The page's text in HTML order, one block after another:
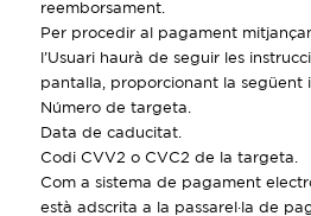
reemborsament.
Per procedir al pagament
l’Usuari haurà de seguir les
pantalla, proporcionant la següent
Número de targeta.
Data de caducitat.
Codi CVV2 o CVC2 de la targeta.
Com a sistema de pagament
està adscrita a la passarel·la de